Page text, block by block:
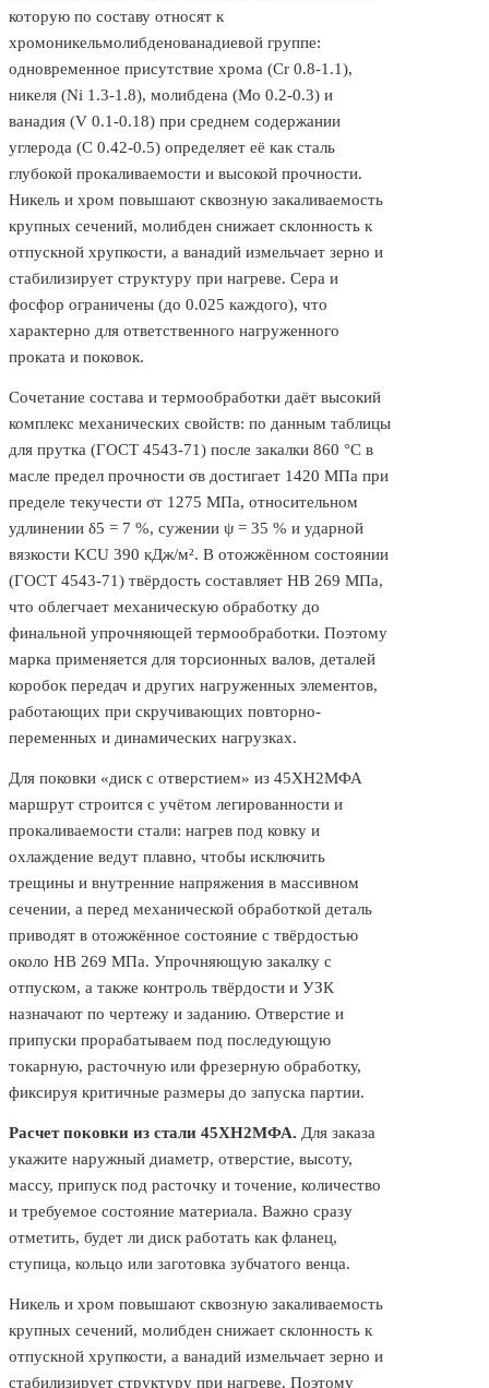
которую по составу относят к
хромоникельмолибденованадиевой группе:
одновременное присутствие хрома (Cr 0.8-1.1),
никеля (Ni 1.3-1.8), молибдена (Mo 0.2-0.3) и
ванадия (V 0.1-0.18) при среднем содержании
углерода (C 0.42-0.5) определяет её как сталь
глубокой прокаливаемости и высокой прочности.
Никель и хром повышают сквозную закаливаемость
крупных сечений, молибден снижает склонность к
отпускной хрупкости, а ванадий измельчает зерно и
стабилизирует структуру при нагреве. Сера и
фосфор ограничены (до 0.025 каждого), что
характерно для ответственного нагруженного
проката и поковок.
Сочетание состава и термообработки даёт высокий
комплекс механических свойств: по данным таблицы
для прутка (ГОСТ 4543-71) после закалки 860 °C в
масле предел прочности σв достигает 1420 МПа при
пределе текучести σт 1275 МПа, относительном
удлинении δ5 = 7 %, сужении ψ = 35 % и ударной
вязкости KCU 390 кДж/м². В отожжённом состоянии
(ГОСТ 4543-71) твёрдость составляет HB 269 МПа,
что облегчает механическую обработку до
финальной упрочняющей термообработки. Поэтому
марка применяется для торсионных валов, деталей
коробок передач и других нагруженных элементов,
работающих при скручивающих повторно-
переменных и динамических нагрузках.
Для поковки «диск с отверстием» из 45ХН2МФА
маршрут строится с учётом легированности и
прокаливаемости стали: нагрев под ковку и
охлаждение ведут плавно, чтобы исключить
трещины и внутренние напряжения в массивном
сечении, а перед механической обработкой деталь
приводят в отожжённое состояние с твёрдостью
около HB 269 МПа. Упрочняющую закалку с
отпуском, а также контроль твёрдости и УЗК
назначают по чертежу и заданию. Отверстие и
припуски прорабатываем под последующую
токарную, расточную или фрезерную обработку,
фиксируя критичные размеры до запуска партии.
Расчет поковки из стали 45ХН2МФА. Для заказа
укажите наружный диаметр, отверстие, высоту,
массу, припуск под расточку и точение, количество
и требуемое состояние материала. Важно сразу
отметить, будет ли диск работать как фланец,
ступица, кольцо или заготовка зубчатого венца.
Никель и хром повышают сквозную закаливаемость
крупных сечений, молибден снижает склонность к
отпускной хрупкости, а ванадий измельчает зерно и
стабилизирует структуру при нагреве. Поэтому